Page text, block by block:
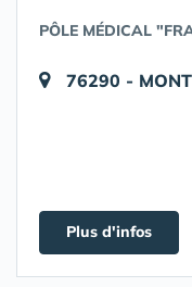
PÔLE MÉDICAL
76290 -
Plus d'infos